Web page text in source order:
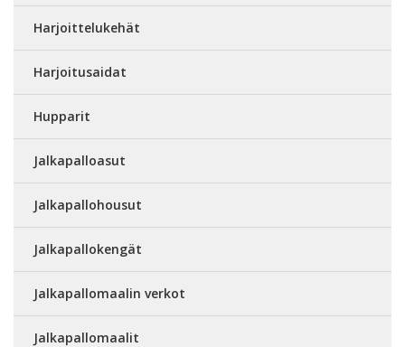
Harjoittelukehät
Harjoitusaidat
Hupparit
Jalkapalloasut
Jalkapallohousut
Jalkapallokengät
Jalkapallomaalin verkot
Jalkapallomaalit